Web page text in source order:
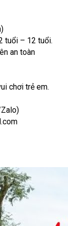
tuổi – 12 tuổi.
an toàn
chơi trẻ em.